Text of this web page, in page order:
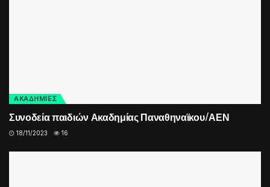
ΑΚΑΔΗΜΙΕΣ
Συνοδεία παιδιών Ακαδημίας Παναθηναϊκου/ΑΕΝ
18/11/2023 16